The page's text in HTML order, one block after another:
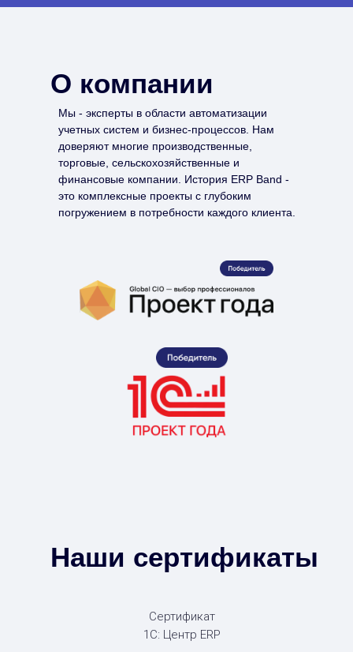
Мы - эксперты в области автоматизации
учетных систем и бизнес-процессов. Нам
доверяют многие производственные,
торговые, сельскохозяйственные и
финансовые компании. История ERP Band -
это комплексные проекты с глубоким
погружением в потребности каждого клиента.
О компании
Наши сертификаты
Сертификат
1С: Центр ERP